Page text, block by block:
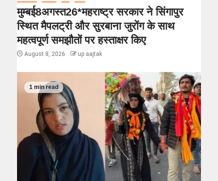
मुम्बई8अगस्त26*महराष्ट्र सरकार ने सिंगापुर
स्थित मैपलट्री और सुरबाना जुरोंग के साथ
महत्वपूर्ण समझौतों पर हस्ताक्षर किए
August 8, 2026 up aajtak
1 min read